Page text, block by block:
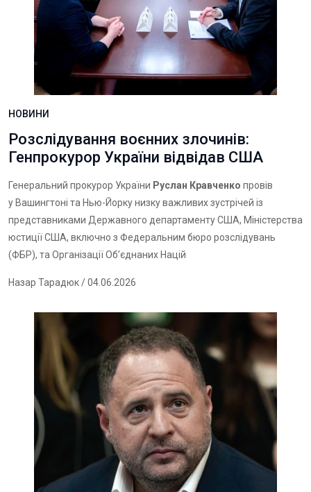
НОВИНИ
Розслідування воєнних злочинів:
Генпрокурор України відвідав США
Генеральний прокурор України Руслан Кравченко провів
у Вашингтоні та Нью-Йорку низку важливих зустрічей із
представниками Державного департаменту США, Міністерства
юстиції США, включно з Федеральним бюро розслідувань
(ФБР), та Організації Об’єднаних Націй
Назар Тарадюк/ 04.06.2026